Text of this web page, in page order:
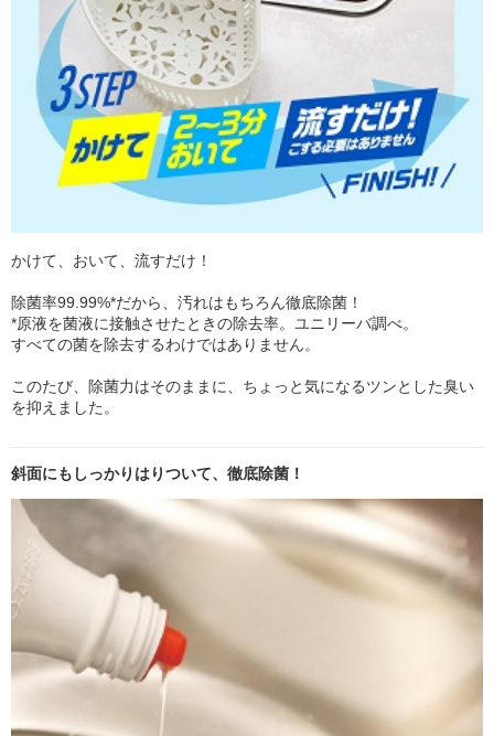
かけて、おいて、流すだけ！
除菌率99.99%*だから、汚れはもちろん徹底除菌！
*原液を菌液に接触させたときの除去率。ユニリーバ調べ。
すべての菌を除去するわけではありません。
このたび、除菌力はそのままに、ちょっと気になるツンとした臭い
を抑えました。
斜面にもしっかりはりついて、徹底除菌！